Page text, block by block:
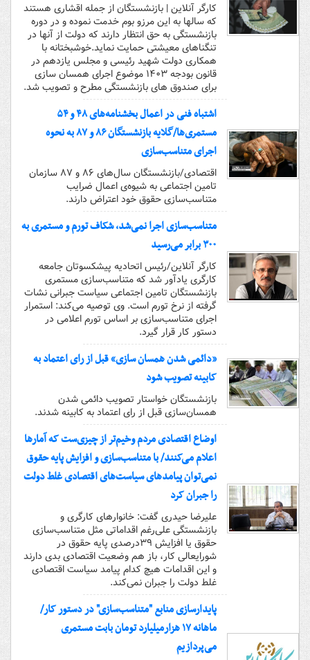
کارگر آنلاین | بازنشستگان از جمله اقشاری هستند
که سالها به این مرزو بوم خدمت نموده و در دوره
بازنشستگی به حق انتظار دارند که دولت از آنها در
تنگناهای معیشتی حمایت نماید.خوشبختانه با
همکاری دولت شهید رئیسی و مجلس یازدهم در
قانون بودجه ۱۴۰۳ موضوع اجرای همسان سازی
برای صندوق های بازنشستگی مطرح و تصویب شد.
اشتباه فنی در اعمال بخشنامه‌های ۴۸ و ۵۴
مستمری‌ها/گلایه بازنشستگان ۸۶ و ۸۷ به نحوه
اجرای متناسب‌سازی
اقتصادی/بازنشستگان سال‌های ۸۶ و ۸۷ سازمان
تامین اجتماعی به شیوه‌ی اعمال ضرایب
متناسب‌سازی حقوق خود اعتراض دارند.
متناسب‌سازی اجرا نمی‌شد، شکاف تورم و مستمری به
۳۰۰ برابر می‌رسید
کارگر آنلاین/رئیس اتحادیه پیشکسوتان جامعه
کارگری یادآور شد که متناسب‌سازی مستمری
بازنشستگان تامین اجتماعی سیاست جبرانی نشات
گرفته از نرخ تورم است. وی توصیه می‌کند: استمرار
اجرای متناسب‌سازی بر اساس تورم اعلامی در
دستور کار قرار گیرد.
«دائمی شدن همسان سازی» قبل از رای اعتماد به
کابینه تصویب شود
بازنشستگان خواستار تصویب دائمی شدن
همسان‌سازی قبل از رای اعتماد به کابینه شدند.
اوضاع اقتصادی مردم وخیم‌تر از چیزی‌ست که آمارها
اعلام می‌کنند/ با متناسب‌سازی و افزایش پایه حقوق
نمی‌توان پیامدهای سیاست‌های اقتصادی غلط دولت
را جبران کرد
علیرضا حیدری گفت: خانوارهای کارگری و
بازنشستگی علی‌رغم اقداماتی مثل متناسب‌سازی
حقوق یا افزایش ۳۹درصدی پایه حقوق در
شورایعالی کار، باز هم وضعیت اقتصادی بدی دارند
و این اقدامات هیچ کدام پیامد سیاست اقتصادی
غلط دولت را جبران نمی‌کند.
پایدارسازی منابع "متناسب‌سازی" در دستور کار/
ماهانه ۱۷ هزارمیلیارد تومان بابت مستمری
می‌پردازیم